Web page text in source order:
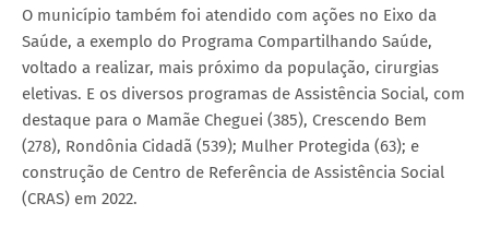
O município também foi atendido com ações no Eixo da
Saúde, a exemplo do Programa Compartilhando Saúde,
voltado a realizar, mais próximo da população, cirurgias
eletivas. E os diversos programas de Assistência Social, com
destaque para o Mamãe Cheguei (385), Crescendo Bem
(278), Rondônia Cidadã (539); Mulher Protegida (63); e
construção de Centro de Referência de Assistência Social
(CRAS) em 2022.